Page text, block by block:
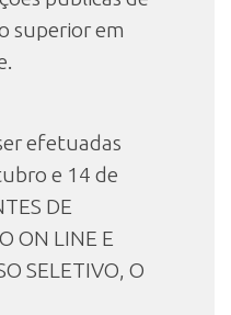
superior em
efetuadas
e 14 de
DE
ON LINE E
SELETIVO, O